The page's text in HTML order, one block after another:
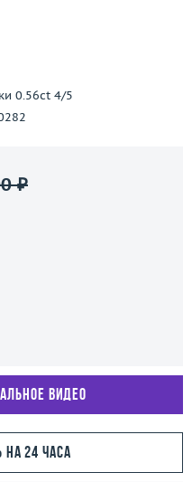
0.56ct 4/5
₽
видео
на 24 часа